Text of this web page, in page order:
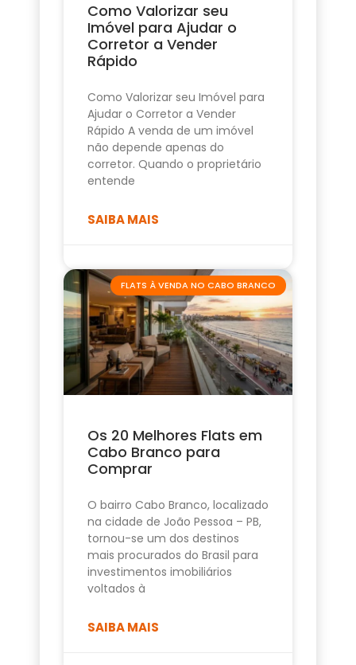
Como Valorizar seu
Imóvel para Ajudar o
Corretor a Vender
Rápido
Como Valorizar seu Imóvel para
Ajudar o Corretor a Vender
Rápido A venda de um imóvel
não depende apenas do
corretor. Quando o proprietário
entende
SAIBA MAIS
FLATS À VENDA NO CABO BRANCO
Os 20 Melhores Flats em
Cabo Branco para
Comprar
O bairro Cabo Branco, localizado
na cidade de João Pessoa – PB,
tornou-se um dos destinos
mais procurados do Brasil para
investimentos imobiliários
voltados à
SAIBA MAIS